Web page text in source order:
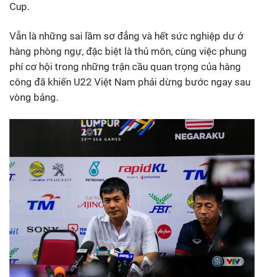
Cup.
Vẫn là những sai lầm sơ đẳng và hết sức nghiệp dư ở
hàng phòng ngự, đặc biệt là thủ môn, cùng việc phung
phí cơ hội trong những trận cầu quan trọng của hàng
công đã khiến U22 Việt Nam phải dừng bước ngay sau
vòng bảng.